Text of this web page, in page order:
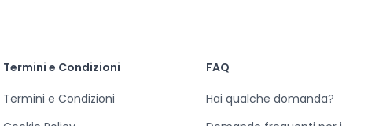
Termini e Condizioni
Termini e Condizioni
FAQ
Hai qualche domanda?